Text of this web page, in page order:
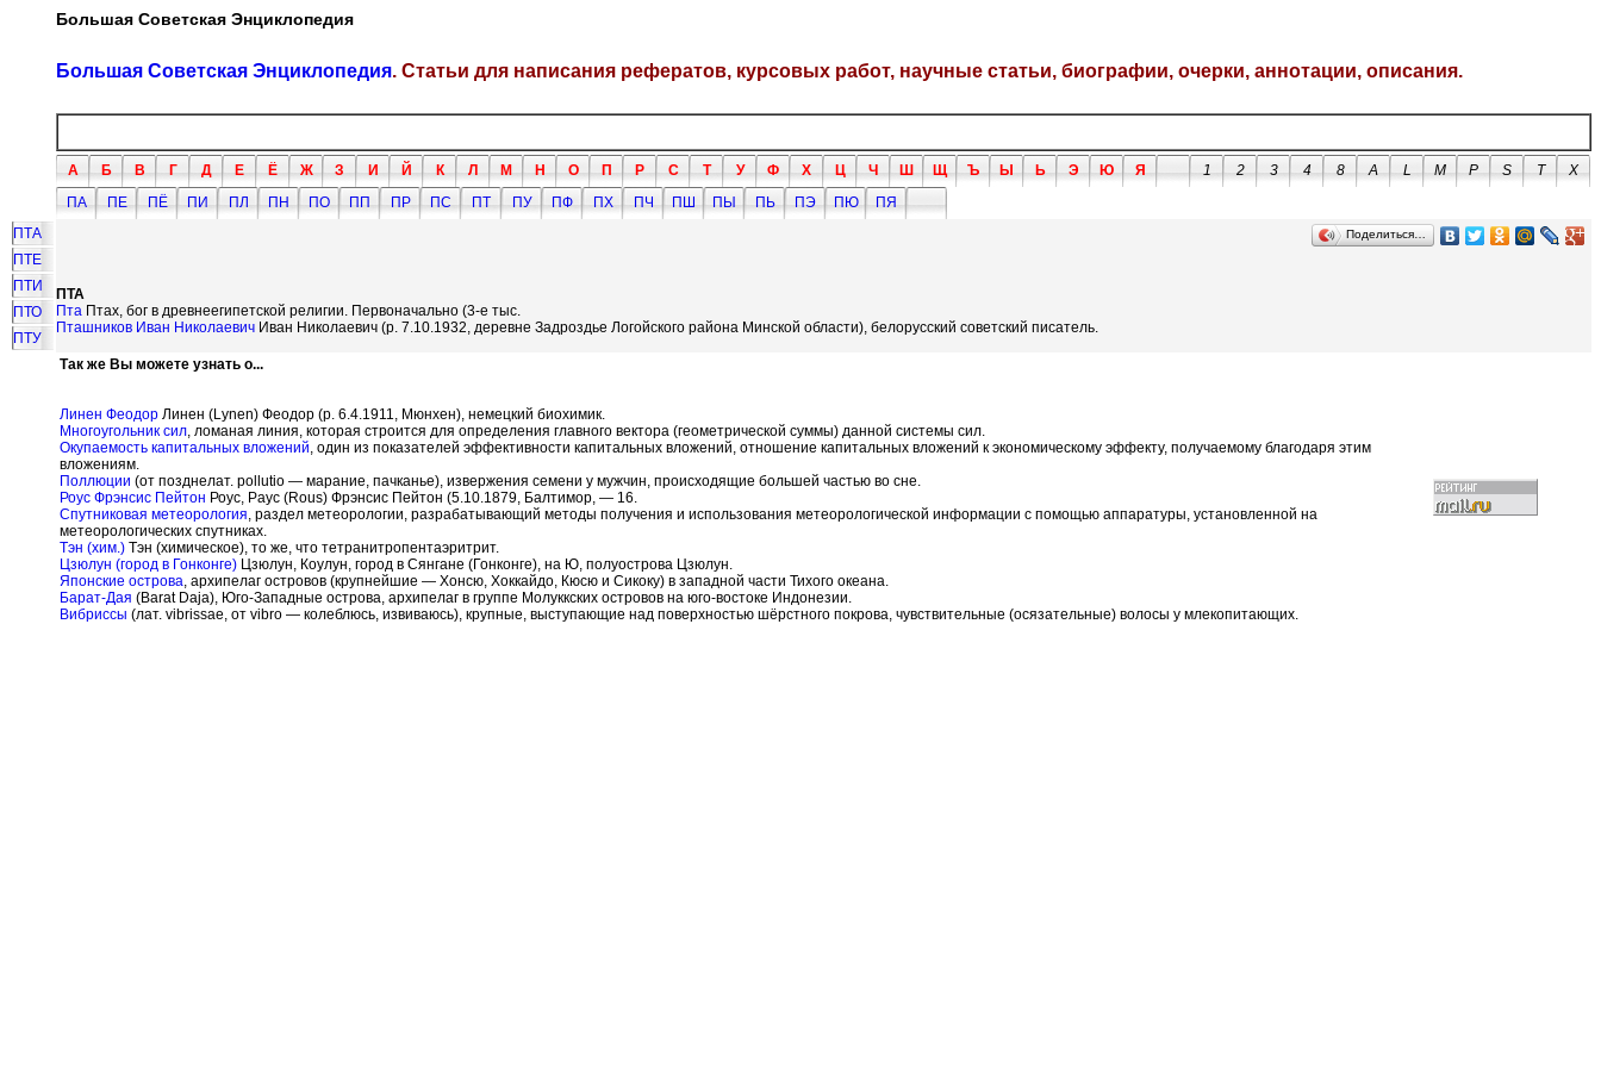
Большая Советская Энциклопедия
Большая Советская Энциклопедия. Статьи для написания рефератов, курсовых работ, научные статьи, биографии, очерки, аннотации, описания.
А Б В Г Д Е Ё Ж З И Й К Л М Н О П Р С Т У Ф Х Ц Ч Ш Щ Ъ Ы Ь Э Ю Я 1 2 3 4 8 A L M P S T
X
ПА
ПЕ ПЁ ПИ ПЛ ПН ПО ПП ПР ПС ПТ ПУ ПФ ПХ ПЧ ПШ ПЫ ПЬ ПЭ ПЮ
ПЯ
ПТА
ПТЕ
ПТИ
ПТО
ПТУ
Поделиться…
ПТА
Пта Птах, бог в древнеегипетской религии. Первоначально (3-е тыс.
Пташников Иван Николаевич Иван Николаевич (р. 7.10.1932, деревне Задроздье Логойского района Минской области), белорусский советский писатель.
Так же Вы можете узнать о...
Линен Феодор Линен (Lynen) Феодор (р. 6.4.1911, Мюнхен), немецкий биохимик.
Многоугольник сил, ломаная линия, которая строится для определения главного вектора (геометрической суммы) данной системы сил.
Окупаемость капитальных вложений, один из показателей эффективности капитальных вложений, отношение капитальных вложений к экономическому эффекту, получаемому благодаря этим
вложениям.
Поллюции (от позднелат. pollutio — марание, пачканье), извержения семени у мужчин, происходящие большей частью во сне.
Роус Фрэнсис Пейтон Роус, Раус (Rous) Фрэнсис Пейтон (5.10.1879, Балтимор, — 16.
Спутниковая метеорология, раздел метеорологии, разрабатывающий методы получения и использования метеорологической информации с помощью аппаратуры, установленной на
метеорологических спутниках.
Тэн (хим.) Тэн (химическое), то же, что тетранитропентаэритрит.
Цзюлун (город в Гонконге) Цзюлун, Коулун, город в Сянгане (Гонконге), на Ю, полуострова Цзюлун.
Японские острова, архипелаг островов (крупнейшие — Хонсю, Хоккайдо, Кюсю и Сикоку) в западной части Тихого океана.
Барат-Дая (Barat Daja), Юго-Западные острова, архипелаг в группе Молуккских островов на юго-востоке Индонезии.
Вибриссы (лат. vibrissae, от vibro — колеблюсь, извиваюсь), крупные, выступающие над поверхностью шёрстного покрова, чувствительные (осязательные) волосы у млекопитающих.